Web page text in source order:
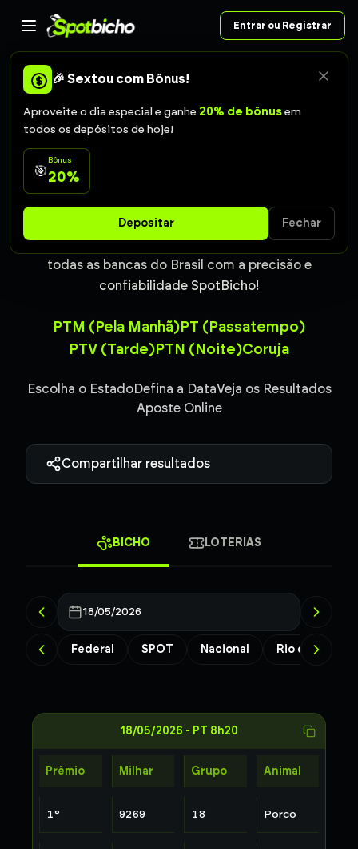
🎉 Sextou com Bônus!
Aproveite o dia especial e ganhe 20% de bônusem
todos os depósitos de hoje!
🎯
Bônus
20%
Depositar Fechar
Entrar ou Registrar
Resultado do Jogo do
Bicho São Paulo de hoje
Confira todos os resultados atualizados
instantaneamente. Acompanhe os sorteios de
todas as bancas do Brasil com a precisão e
confiabilidade SpotBicho!
PTM (Pela Manhã)PT (Passatempo)
PTV (Tarde)PTN (Noite)Coruja
Escolha o EstadoDefina a DataVeja os Resultados
Aposte Online
Compartilhar resultados
BICHO LOTERIAS
18/05/2026
Federal SPOT Nacional Rio de Janeiro
18/05/2026 - PT 8h20
Prêmio Milhar Grupo Animal
1° 9269 18 Porco